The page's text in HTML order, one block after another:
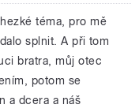
téma, pro mě
splnit. A při tom
bratra, můj otec
potom se
a dcera a náš